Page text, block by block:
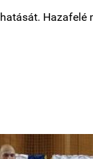
Hazafelé